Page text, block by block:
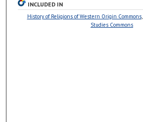
INCLUDED IN
History of Religions of Western Origin Commons,
Studies Commons